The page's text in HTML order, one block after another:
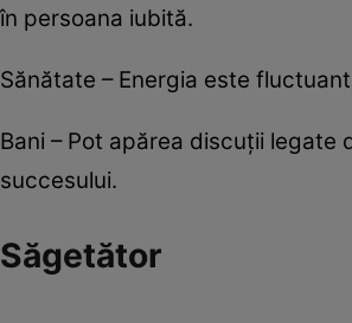
în persoana iubită.
Sănătate – Energia este
Bani – Pot apărea discuții
succesului.
Săgetător